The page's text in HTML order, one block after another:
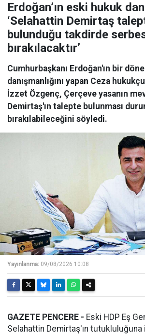
Erdoğan’ın eski hukuk
‘Selahattin Demirtaş
bulunduğu takdirde
bırakılacaktır’
Cumhurbaşkanı Erdoğan'ın bir
danışmanlığını yapan Ceza
İzzet Özgenç, Çerçeve yasanın
Demirtaş'ın talepte bulunması
bırakılabileceğini söyledi.
Yayınlanma: 09/08/2026 10:08
GAZETE PENCERE - Eski HDP Eş
Selahattin Demirtaş'ın